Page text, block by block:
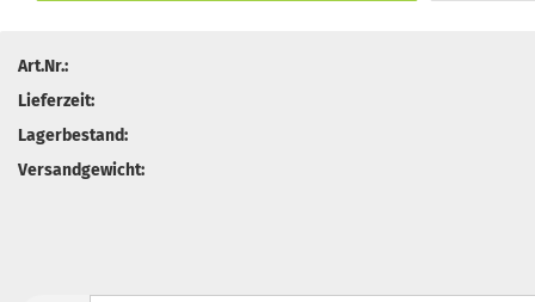
Art.Nr.:
Lieferzeit:
Lagerbestand:
Versandgewicht: